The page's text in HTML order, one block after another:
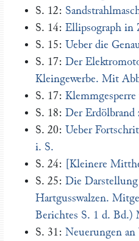
S. 12:
S. 14: Ellipsograph
S. 15: Ueber die
S. 17: Der
Kleingewerbe. Mit
S. 17:
S. 18: Der
S. 20: Ueber
i. S.
S. 24:
[Kleinere
S. 25: Die Darstellung
Hartgusswalzen.
Berichtes S. 1 d.
S. 31: Neuerungen